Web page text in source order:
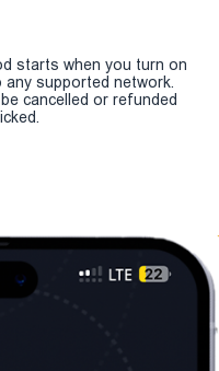
starts when you turn on
supported network.
cancelled or refunded